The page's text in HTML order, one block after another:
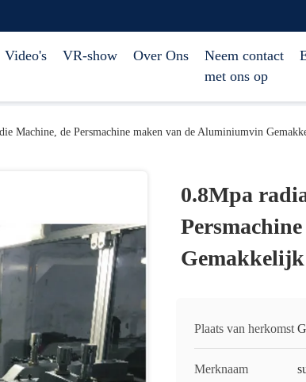
Video's VR-show Over Ons
Neem contact
met ons op
Machine, de Persmachine maken van de Aluminiumvin
0.8Mpa
Plaats van herkomst
Merknaam